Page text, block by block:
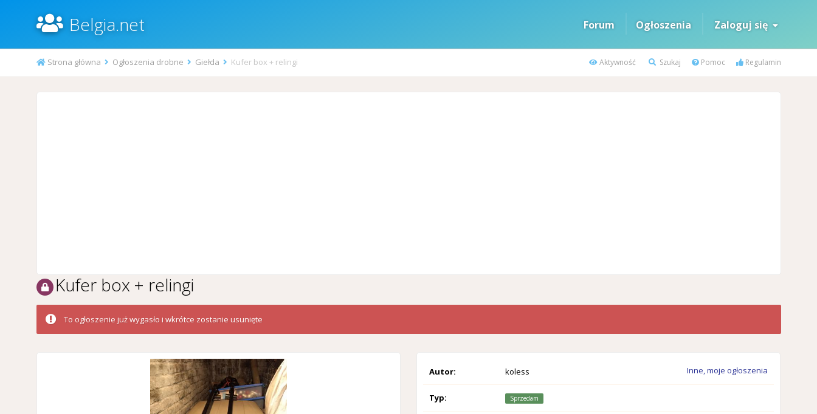
Belgia.net Forum Ogłoszenia Zaloguj się
Aktywność Szukaj Pomoc Regulamin
Strona główna Ogłoszenia drobne Giełda Kufer box + relingi
Kufer box + relingi
To ogłoszenie już wygasło i wkrótce zostanie usunięte
Autor: koless Inne, moje ogłoszenia
Typ: Sprzedam